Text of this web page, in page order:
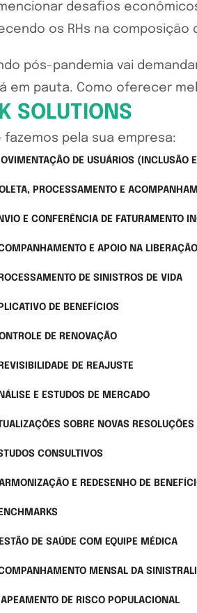
desafios
os RHs na
pós-pandemia vai
em pauta. Como oferecer
SOLUTIONS
fazemos pela sua empresa:
DE USUÁRIOS (INCLUSÃO
PROCESSAMENTO E
E CONFERÊNCIA DE FATURAMENTO
E APOIO NA
DE SINISTROS DE VIDA
DE BENEFÍCIOS
DE RENOVAÇÃO
DE REAJUSTE
E ESTUDOS DE MERCADO
SOBRE NOVAS
CONSULTIVOS
E REDESENHO DE
DE SAÚDE COM EQUIPE MÉDICA
MENSAL DA
DE RISCO POPULACIONAL